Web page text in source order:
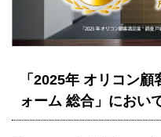
「2025年 オリコン
ォーム 総合」におい